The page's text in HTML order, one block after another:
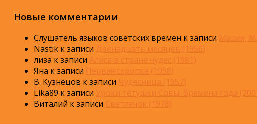
Новые комментарии
Слушатель языков советских времён к записи Мария,
Nastik к записи Двенадцать месяцев (1956)
лиза к записи Алиса в стране чудес (1981)
Яна к записи Первая скрипка (1958)
В. Кузнецов к записи Чудесница (1957)
Lika89 к записи Уроки тётушки Совы. Времена года
Виталий к записи Светлячок (1978)